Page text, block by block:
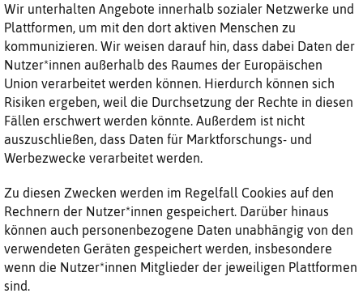
Wir unterhalten Angebote innerhalb sozialer Netzwerke und
Plattformen, um mit den dort aktiven Menschen zu
kommunizieren. Wir weisen darauf hin, dass dabei Daten der
Nutzer*innen außerhalb des Raumes der Europäischen
Union verarbeitet werden können. Hierdurch können sich
Risiken ergeben, weil die Durchsetzung der Rechte in diesen
Fällen erschwert werden könnte. Außerdem ist nicht
auszuschließen, dass Daten für Marktforschungs- und
Werbezwecke verarbeitet werden.
Zu diesen Zwecken werden im Regelfall Cookies auf den
Rechnern der Nutzer*innen gespeichert. Darüber hinaus
können auch personenbezogene Daten unabhängig von den
verwendeten Geräten gespeichert werden, insbesondere
wenn die Nutzer*innen Mitglieder der jeweiligen Plattformen
sind.